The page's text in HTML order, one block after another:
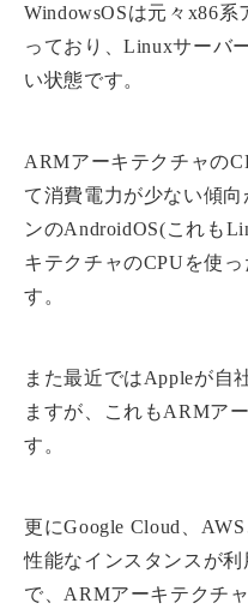
WindowsOSは元々x86
っており、Linuxサーバ
い状態です。
ARMアーキテクチャの
て消費電力が少ない傾
ンのAndroidOS(これも
キテクチャのCPUを使
す。
また最近ではAppleが自
ますが、これもARMア
す。
更にGoogle Cloud、
性能なインスタンスが
で、ARMアーキテクチ